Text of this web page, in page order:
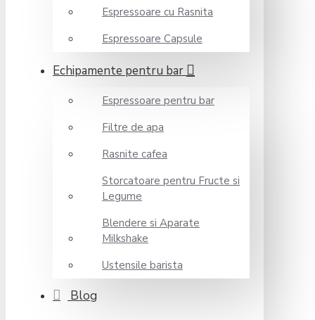
Espressoare cu Rasnita
Espressoare Capsule
Echipamente pentru bar
Espressoare pentru bar
Filtre de apa
Rasnite cafea
Storcatoare pentru Fructe si
Legume
Blendere si Aparate
Milkshake
Ustensile barista
Blog